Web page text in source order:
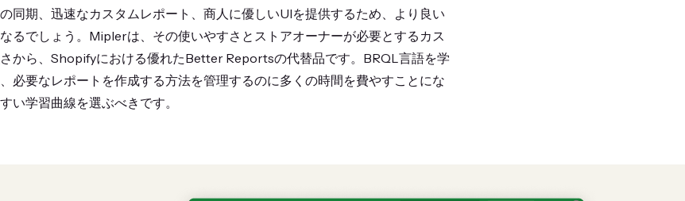
同期、迅速なカスタムレポート、商人に優しいUIを提供するため、より良い
るでしょう。Miplerは、その使いやすさとストアオーナーが必要とするカス
から、Shopifyにおける優れたBetter Reportsの代替品です。BRQL言語を学
必要なレポートを作成する方法を管理するのに多くの時間を費やすことにな
い学習曲線を選ぶべきです。